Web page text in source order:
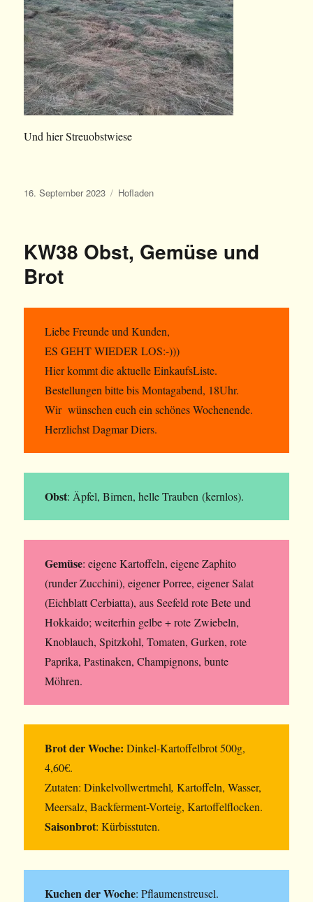
Und hier Streuobstwiese
Veröffentlicht
16. September 2023 Kategorien
Hofladen
KW38 Obst, Gemüse und
Brot
Liebe Freunde und Kunden,
ES GEHT WIEDER LOS:-)))
Hier kommt die aktuelle EinkaufsListe.
Bestellungen bitte bis Montagabend, 18Uhr.
Wir wünschen euch ein schönes Wochenende.
Herzlichst Dagmar Diers.
Obst: Äpfel, Birnen, helle Trauben (kernlos).
Gemüse: eigene Kartoffeln, eigene Zaphito
(runder Zucchini), eigener Porree, eigener Salat
(Eichblatt Cerbiatta), aus Seefeld rote Bete und
Hokkaido; weiterhin gelbe + rote Zwiebeln,
Knoblauch, Spitzkohl, Tomaten, Gurken, rote
Paprika, Pastinaken, Champignons, bunte
Möhren.
Brot der Woche:Dinkel-Kartoffelbrot 500g,
4,60€.
Zutaten: Dinkelvollwertmehl, Kartoffeln, Wasser,
Meersalz, Backferment-Vorteig, Kartoffelflocken.
Saisonbrot: Kürbisstuten.
Kuchen der Woche: Pflaumenstreusel.